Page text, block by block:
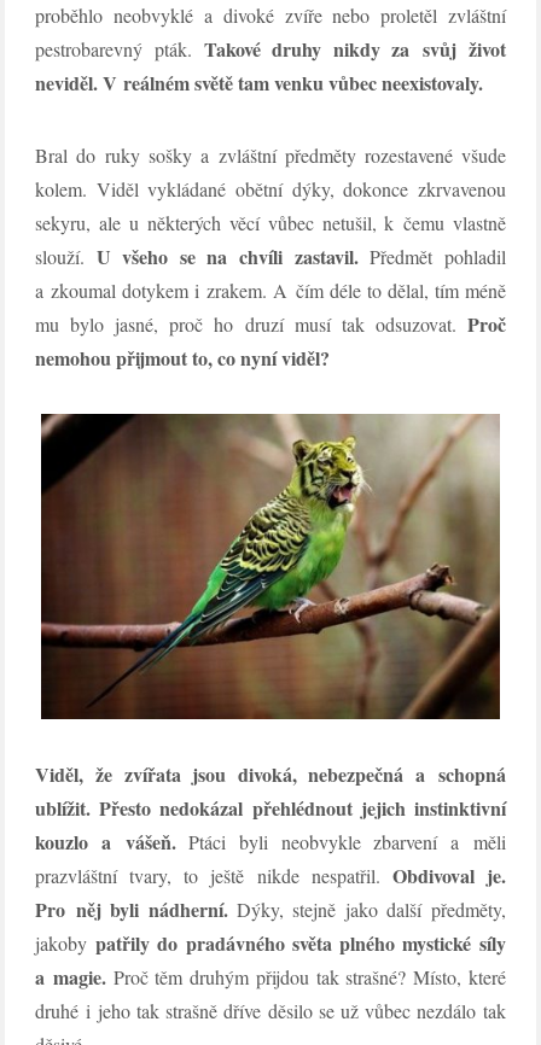
proběhlo neobvyklé a divoké zvíře nebo proletěl zvláštní
pestrobarevný pták. Takové druhy nikdy za svůj život
neviděl. V reálném světě tam venku vůbec neexistovaly.
Bral do ruky sošky a zvláštní předměty rozestavené všude
kolem. Viděl vykládané obětní dýky, dokonce zkrvavenou
sekyru, ale u některých věcí vůbec netušil, k čemu vlastně
slouží. U všeho se na chvíli zastavil.Předmět pohladil
a zkoumal dotykem i zrakem. A čím déle to dělal, tím méně
mu bylo jasné, proč ho druzí musí tak odsuzovat. Proč
nemohou přijmout to, co nyní viděl?
Viděl, že zvířata jsou divoká, nebezpečná a schopná
ublížit. Přesto nedokázal přehlédnout jejich instinktivní
kouzlo a vášeň.Ptáci byli neobvykle zbarvení a měli
prazvláštní tvary, to ještě nikde nespatřil. Obdivoval je.
Pro něj byli nádherní.Dýky, stejně jako další předměty,
jakoby patřily do pradávného světa plného mystické síly
a magie. Proč těm druhým přijdou tak strašné? Místo, které
druhé i jeho tak strašně dříve děsilo se už vůbec nezdálo tak